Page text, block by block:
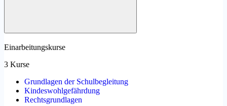
Einarbeitungskurse
3 Kurse
Grundlagen der Schulbegleitung
Kindeswohlgefährdung
Rechtsgrundlagen